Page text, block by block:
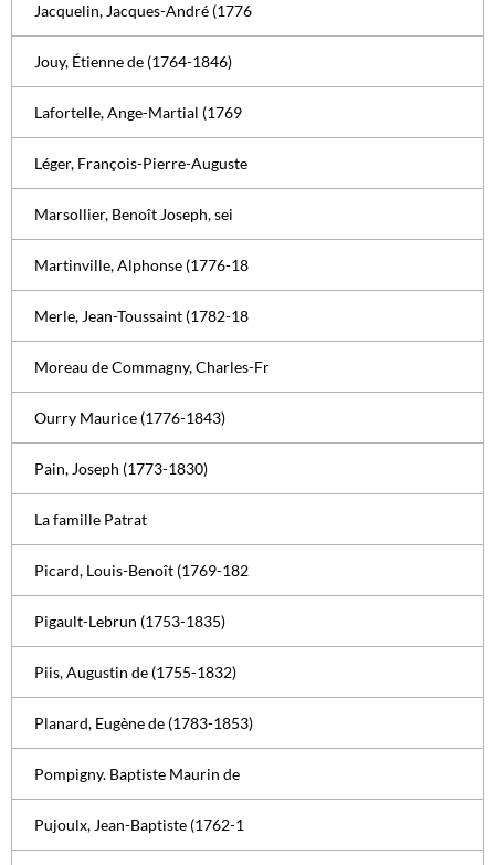
Jacquelin, Jacques-André (1776
Jouy, Étienne de (1764-1846)
Lafortelle, Ange-Martial (1769
Léger, François-Pierre-Auguste
Marsollier, Benoît Joseph, sei
Martinville, Alphonse (1776-18
Merle, Jean-Toussaint (1782-18
Moreau de Commagny, Charles-Fr
Ourry Maurice (1776-1843)
Pain, Joseph (1773-1830)
La famille Patrat
Picard, Louis-Benoît (1769-182
Pigault-Lebrun (1753-1835)
Piis, Augustin de (1755-1832)
Planard, Eugène de (1783-1853)
Pompigny. Baptiste Maurin de
Pujoulx, Jean-Baptiste (1762-1